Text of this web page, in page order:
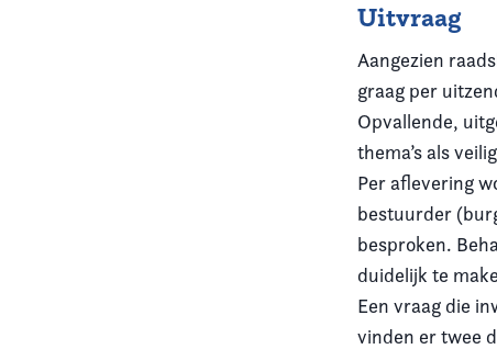
Uitvraag
Aangezien
graag per
Opvallende,
thema’s als
Per aflevering
bestuurder
besproken.
duidelijk te
Een vraag die
vinden er twee